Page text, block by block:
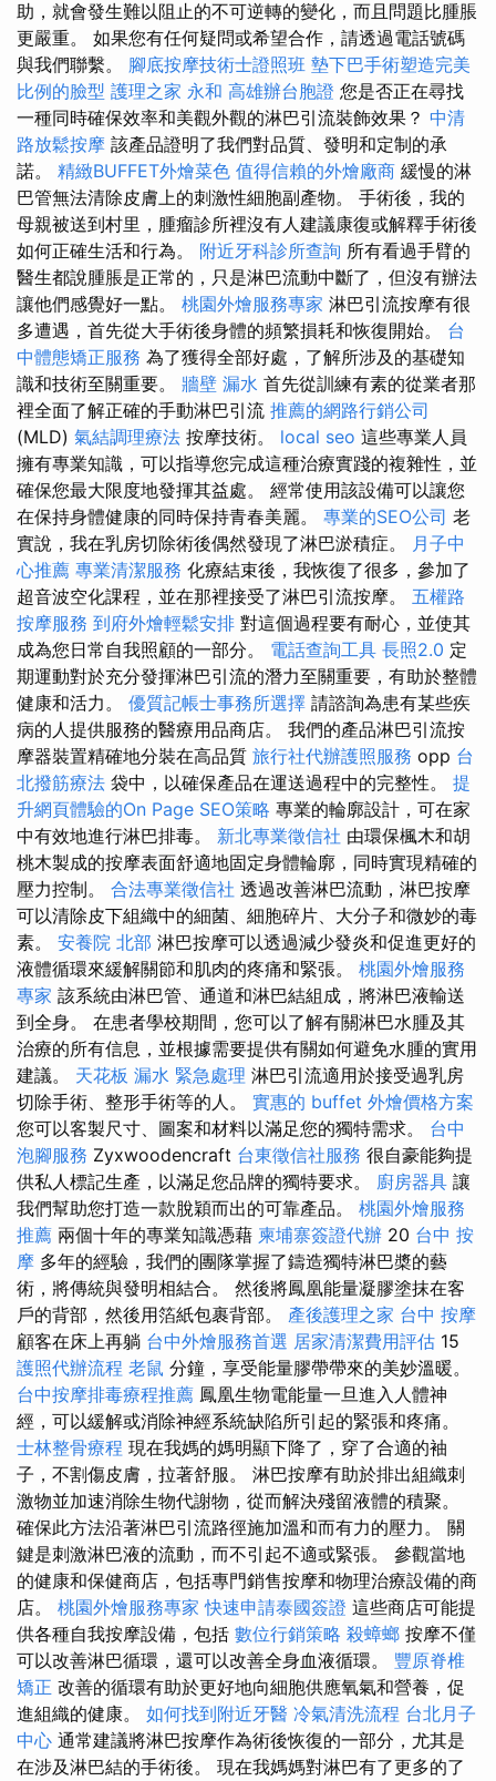
助，就會發生難以阻止的不可逆轉的變化，而且問題比腫脹
更嚴重。 如果您有任何疑問或希望合作，請透過電話號碼
與我們聯繫。 腳底按摩技術士證照班 墊下巴手術塑造完美
比例的臉型 護理之家 永和 高雄辦台胞證 您是否正在尋找
一種同時確保效率和美觀外觀的淋巴引流裝飾效果？ 中清
路放鬆按摩 該產品證明了我們對品質、發明和定制的承
諾。 精緻BUFFET外燴菜色 值得信賴的外燴廠商 緩慢的淋
巴管無法清除皮膚上的刺激性細胞副產物。 手術後，我的
母親被送到村里，腫瘤診所裡沒有人建議康復或解釋手術後
如何正確生活和行為。 附近牙科診所查詢 所有看過手臂的
醫生都說腫脹是正常的，只是淋巴流動中斷了，但沒有辦法
讓他們感覺好一點。 桃園外燴服務專家 淋巴引流按摩有很
多遭遇，首先從大手術後身體的頻繁損耗和恢復開始。 台
中體態矯正服務 為了獲得全部好處，了解所涉及的基礎知
識和技術至關重要。 牆壁 漏水 首先從訓練有素的從業者那
裡全面了解正確的手動淋巴引流 推薦的網路行銷公司
(MLD) 氣結調理療法 按摩技術。 local seo 這些專業人員
擁有專業知識，可以指導您完成這種治療實踐的複雜性，並
確保您最大限度地發揮其益處。 經常使用該設備可以讓您
在保持身體健康的同時保持青春美麗。 專業的SEO公司 老
實說，我在乳房切除術後偶然發現了淋巴淤積症。 月子中
心推薦 專業清潔服務 化療結束後，我恢復了很多，參加了
超音波空化課程，並在那裡接受了淋巴引流按摩。 五權路
按摩服務 到府外燴輕鬆安排 對這個過程要有耐心，並使其
成為您日常自我照顧的一部分。 電話查詢工具 長照2.0 定
期運動對於充分發揮淋巴引流的潛力至關重要，有助於整體
健康和活力。 優質記帳士事務所選擇 請諮詢為患有某些疾
病的人提供服務的醫療用品商店。 我們的產品淋巴引流按
摩器裝置精確地分裝在高品質 旅行社代辦護照服務 opp 台
北撥筋療法 袋中，以確保產品在運送過程中的完整性。 提
升網頁體驗的On Page SEO策略 專業的輪廓設計，可在家
中有效地進行淋巴排毒。 新北專業徵信社 由環保楓木和胡
桃木製成的按摩表面舒適地固定身體輪廓，同時實現精確的
壓力控制。 合法專業徵信社 透過改善淋巴流動，淋巴按摩
可以清除皮下組織中的細菌、細胞碎片、大分子和微妙的毒
素。 安養院 北部 淋巴按摩可以透過減少發炎和促進更好的
液體循環來緩解關節和肌肉的疼痛和緊張。 桃園外燴服務
專家 該系統由淋巴管、通道和淋巴結組成，將淋巴液輸送
到全身。 在患者學校期間，您可以了解有關淋巴水腫及其
治療的所有信息，並根據需要提供有關如何避免水腫的實用
建議。 天花板 漏水 緊急處理 淋巴引流適用於接受過乳房
切除手術、整形手術等的人。 實惠的 buffet 外燴價格方案
您可以客製尺寸、圖案和材料以滿足您的獨特需求。 台中
泡腳服務 Zyxwoodencraft 台東徵信社服務 很自豪能夠提
供私人標記生產，以滿足您品牌的獨特要求。 廚房器具 讓
我們幫助您打造一款脫穎而出的可靠產品。 桃園外燴服務
推薦 兩個十年的專業知識憑藉 柬埔寨簽證代辦 20 台中 按
摩 多年的經驗，我們的團隊掌握了鑄造獨特淋巴槳的藝
術，將傳統與發明相結合。 然後將鳳凰能量凝膠塗抹在客
戶的背部，然後用箔紙包裹背部。 產後護理之家 台中 按摩
顧客在床上再躺 台中外燴服務首選 居家清潔費用評估 15
護照代辦流程 老鼠 分鐘，享受能量膠帶帶來的美妙溫暖。
台中按摩排毒療程推薦 鳳凰生物電能量一旦進入人體神
經，可以緩解或消除神經系統缺陷所引起的緊張和疼痛。
士林整骨療程 現在我媽的媽明顯下降了，穿了合適的袖
子，不割傷皮膚，拉著舒服。 淋巴按摩有助於排出組織刺
激物並加速消除生物代謝物，從而解決殘留液體的積聚。
確保此方法沿著淋巴引流路徑施加溫和而有力的壓力。 關
鍵是刺激淋巴液的流動，而不引起不適或緊張。 參觀當地
的健康和保健商店，包括專門銷售按摩和物理治療設備的商
店。 桃園外燴服務專家 快速申請泰國簽證 這些商店可能提
供各種自我按摩設備，包括 數位行銷策略 殺蟑螂 按摩不僅
可以改善淋巴循環，還可以改善全身血液循環。 豐原脊椎
矯正 改善的循環有助於更好地向細胞供應氧氣和營養，促
進組織的健康。 如何找到附近牙醫 冷氣清洗流程 台北月子
中心 通常建議將淋巴按摩作為術後恢復的一部分，尤其是
在涉及淋巴結的手術後。 現在我媽媽對淋巴有了更多的了